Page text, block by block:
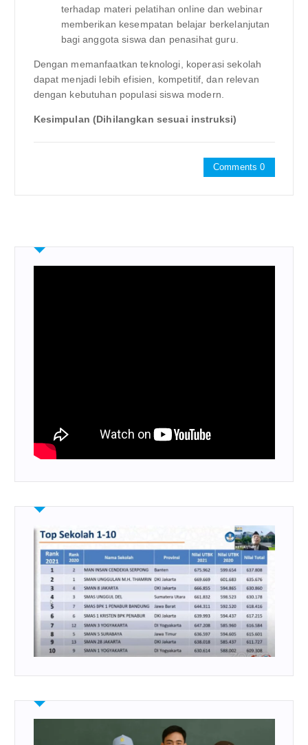
terhadap materi pelatihan online dan webinar
memberikan kesempatan belajar berkelanjutan
bagi anggota siswa dan penasihat guru.
Dengan memanfaatkan teknologi, koperasi sekolah
dapat menjadi lebih efisien, kompetitif, dan relevan
dengan kebutuhan populasi siswa modern.
Kesimpulan (Dihilangkan sesuai instruksi)
Comments 0